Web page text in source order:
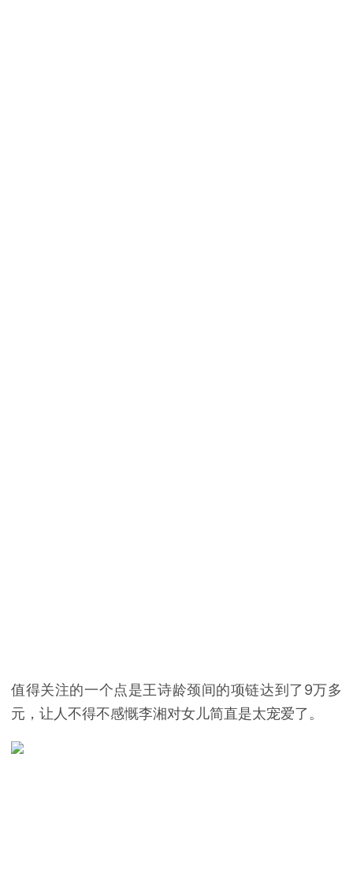
值得关注的一个点是王诗龄颈间的项链达到了9万多
元，让人不得不感慨李湘对女儿简直是太宠爱了。